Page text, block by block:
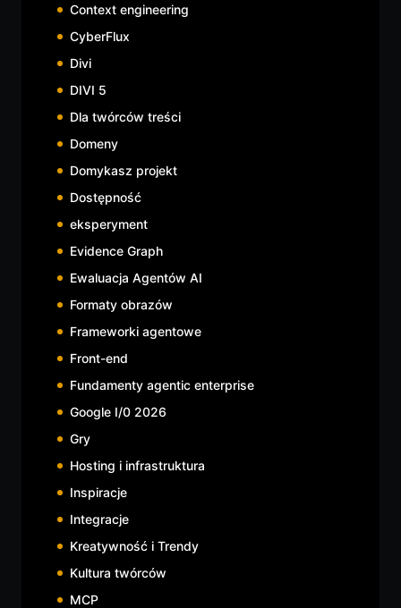
Context engineering
CyberFlux
Divi
DIVI 5
Dla twórców treści
Domeny
Domykasz projekt
Dostępność
eksperyment
Evidence Graph
Ewaluacja Agentów AI
Formaty obrazów
Frameworki agentowe
Front-end
Fundamenty agentic enterprise
Google I/0 2026
Gry
Hosting i infrastruktura
Inspiracje
Integracje
Kreatywność i Trendy
Kultura twórców
MCP